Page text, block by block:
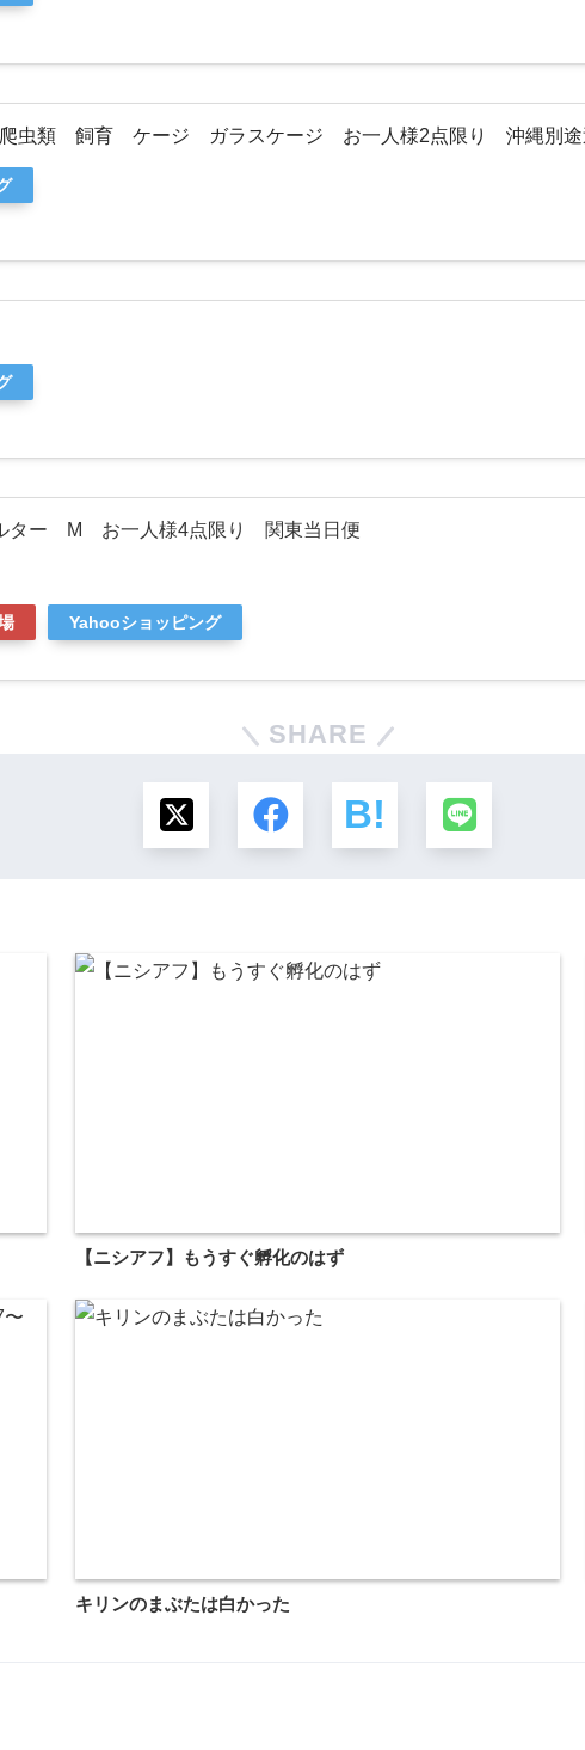
類 飼育 ケージ ガラスケージ お一人様2点限り 沖縄別途
ター M お一人様4点限り 関東当日便
Yahooショッピング
SHARE
【ニシアフ】もうすぐ孵化のはず
キリンのまぶたは白かった